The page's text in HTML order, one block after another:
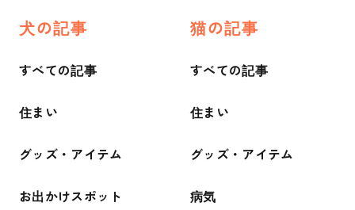
犬の記事
すべての記事
住まい
グッズ・アイテム
お出かけスポット
猫の記事
すべての記事
住まい
グッズ・アイテム
病気